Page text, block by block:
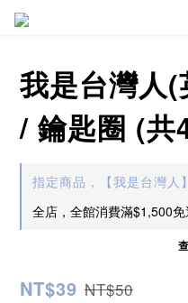
我是台灣人
/ 鑰匙圈 (共
指定商品，【我是台灣
全店，全館消費滿$1,500免
NT$39 NT$50